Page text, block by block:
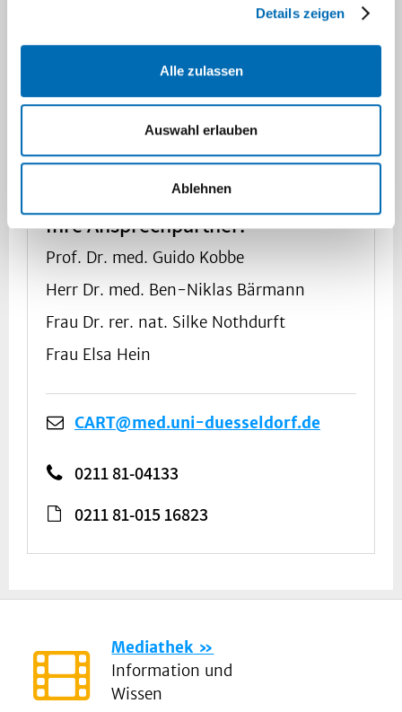
Details zeigen
Alle zulassen
Auswahl erlauben
Ablehnen
Sie haben uns kontaktiert. Wie geht es weiter?
Bridge to CART
Kontaktaufnahme:
wir Sie bitten, per E-Mail Kontakt mit uns
Ihre Ansprechpartner:
Prof. Dr. med. Guido Kobbe
Herr Dr. med. Ben-Niklas Bärmann
Frau Dr. rer. nat. Silke Nothdurft
Frau Elsa Hein
CART@med.uni-duesseldorf.de
0211 81-04133
0211 81-015 16823
Mediathek
Information und
Wissen